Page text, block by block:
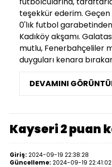
teşekkür ederim.
0'lık futbol
Kadıköy akşamı.
mutlu, Fenerbahçeliler
duyguları kenara
DEVAMINI
Kayseri 2 puan
Giriş: 2024-09-19 22:38:28
Güncelleme: 2024-09-19 22:41:02